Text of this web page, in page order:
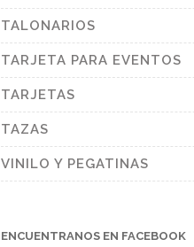
TALONARIOS
TARJETA PARA EVENTOS
TARJETAS
TAZAS
VINILO Y PEGATINAS
ENCUENTRANOS EN FACEBOOK